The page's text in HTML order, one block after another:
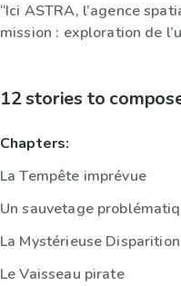
“Ici ASTRA, l’agence
mission : exploration de
12 stories to
Chapters:
La Tempête imprévue
Un sauvetage
Le Vaisseau pirate